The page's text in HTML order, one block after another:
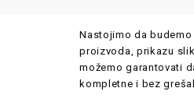
Nastojimo da
proizvoda, prikazu
možemo garantovati
kompletne i bez